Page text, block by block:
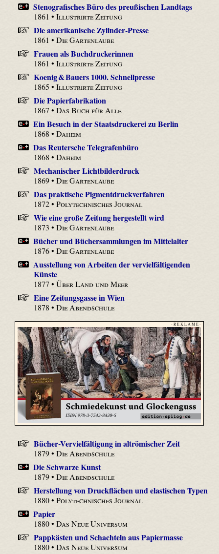
Stenografisches Büro des preußischen Landtags
1861 •Illustrirte Zeitung
Die amerikanische Zylinder-Presse
1861 •Die Gartenlaube
Frauen als Buchdruckerinnen
1861 •Illustrirte Zeitung
Koenig & Bauers 1000. Schnellpresse
1865 •Illustrirte Zeitung
Die Papierfabrikation
1867 •Das Buch für Alle
Ein Besuch in der Staatsdruckerei zu Berlin
1868 •Daheim
Das Reutersche Telegrafenbüro
1868 •Daheim
Mechanischer Lichtbilderdruck
1869 •Die Gartenlaube
Das praktische Pigmentdruckverfahren
1872 •Polytechnisches Journal
Wie eine große Zeitung hergestellt wird
1873 •Die Gartenlaube
Bücher und Bücher­sammlungen im Mittelalter
1876 •Die Gartenlaube
Ausstellung von Arbeiten der vervielfältigenden
Künste
1877 •Über Land und Meer
Eine Zeitungsgasse in Wien
1878 •Die Abendschule
- R E K L A M E -
Bücher-Vervielfältigung in altrömischer Zeit
1879 •Die Abendschule
Die Schwarze Kunst
1879 •Die Abendschule
Herstellung von Druckflächen und elastischen Typen
1880 •Polytechnisches Journal
Papier
1880 •Das Neue Universum
Pappkästen und Schachteln aus Papiermasse
1880 •Das Neue Universum